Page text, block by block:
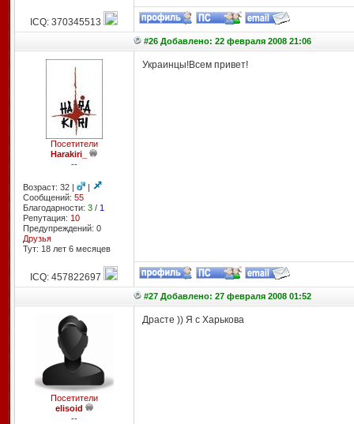
ICQ: 370345513
#26 Добавлено: 22 февраля 2008 21:06
Посетители
Harakiri_
--
Возраст: 32 |
|
Сообщений: 55
Благодарности: 3/ 1
Репутация: 10
Предупреждений: 0
Друзья
Тут: 18 лет 6 месяцев
Украинцы!Всем привет!
ICQ: 457822697
#27 Добавлено: 27 февраля 2008 01:52
Посетители
elisoid
--
Драсте )) Я с Харькова